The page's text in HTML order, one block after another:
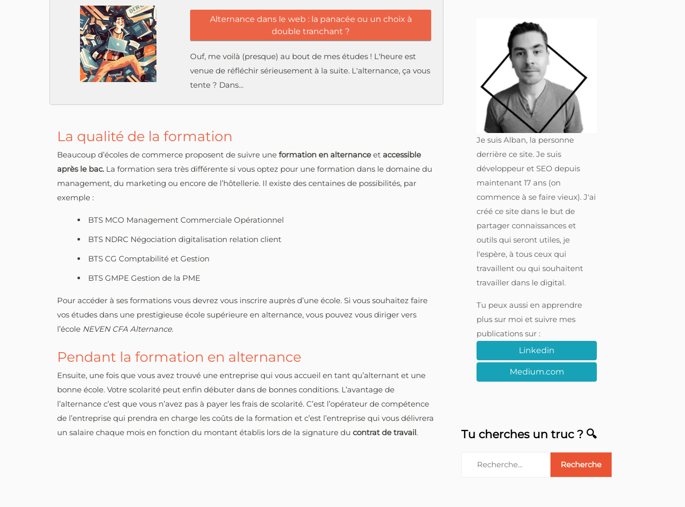
Alternance dans le web : la panacée ou un choix à
double tranchant ?
Ouf, me voilà (presque) au bout de mes études ! L'heure est
venue de réfléchir sérieusement à la suite. L'alternance, ça vous
tente ? Dans…
La qualité de la formation
Beaucoup d’écoles de commerce proposent de suivre une formation en alternance et accessible
après le bac. La formation sera très différente si vous optez pour une formation dans le domaine du
management, du marketing ou encore de l’hôtellerie. Il existe des centaines de possibilités, par
exemple :
BTS MCO Management Commerciale Opérationnel
BTS NDRC Négociation digitalisation relation client
BTS CG Comptabilité et Gestion
BTS GMPE Gestion de la PME
Pour accéder à ses formations vous devrez vous inscrire auprès d’une école. Si vous souhaitez faire
vos études dans une prestigieuse école supérieure en alternance, vous pouvez vous diriger vers
l’école NEVEN CFA Alternance.
Pendant la formation en alternance
Ensuite, une fois que vous avez trouvé une entreprise qui vous accueil en tant qu’alternant et une
bonne école. Votre scolarité peut enfin débuter dans de bonnes conditions. L’avantage de
l’alternance c’est que vous n’avez pas à payer les frais de scolarité. C’est l’opérateur de compétence
de l’entreprise qui prendra en charge les coûts de la formation et c’est l’entreprise qui vous délivrera
un salaire chaque mois en fonction du montant établis lors de la signature du contrat de travail.
Je suis Alban, la personne
derrière ce site. Je suis
développeur et SEO depuis
maintenant 17 ans (on
commence à se faire vieux). J'ai
créé ce site dans le but de
partager connaissances et
outils qui seront utiles, je
l'espère, à tous ceux qui
travaillent ou qui souhaitent
travailler dans le digital.
Tu peux aussi en apprendre
plus sur moi et suivre mes
publications sur :
Linkedin
Medium.com
Tu cherches un truc ? 🔍